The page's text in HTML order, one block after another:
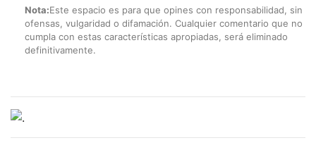
Nota:Este espacio es para que opines con responsabilidad, sin
ofensas, vulgaridad o difamación. Cualquier comentario que no
cumpla con estas características apropiadas, será eliminado
definitivamente.